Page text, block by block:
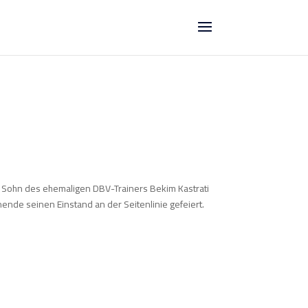
des ehemaligen DBV-Trainers Bekim Kastrati
seinen Einstand an der Seitenlinie gefeiert.